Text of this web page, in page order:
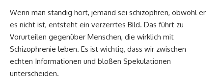
Wenn man ständig hört, jemand sei schizophren, obwohl er
es nicht ist, entsteht ein verzerrtes Bild. Das führt zu
Vorurteilen gegenüber Menschen, die wirklich mit
Schizophrenie leben. Es ist wichtig, dass wir zwischen
echten Informationen und bloßen Spekulationen
unterscheiden.